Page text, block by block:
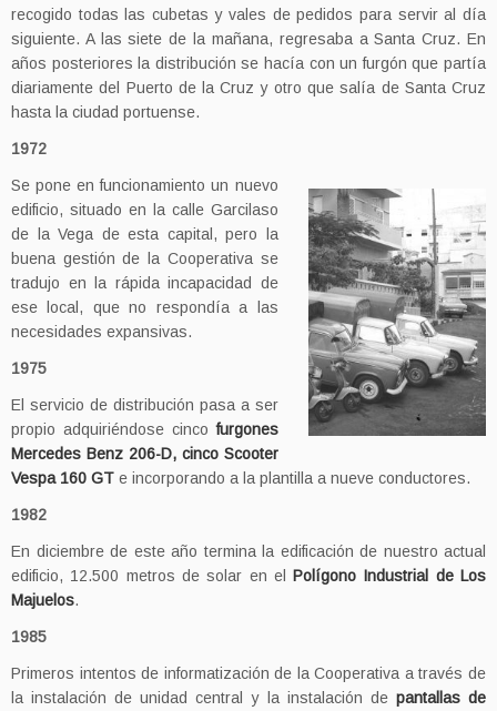
recogido todas las cubetas y vales de pedidos para servir al día
siguiente. A las siete de la mañana, regresaba a Santa Cruz. En
años posteriores la distribución se hacía con un furgón que partía
diariamente del Puerto de la Cruz y otro que salía de Santa Cruz
hasta la ciudad portuense.
1972
Se pone en funcionamiento un nuevo
edificio, situado en la calle Garcilaso
de la Vega de esta capital, pero la
buena gestión de la Cooperativa se
tradujo en la rápida incapacidad de
ese local, que no respondía a las
necesidades expansivas.
1975
El servicio de distribución pasa a ser
propio adquiriéndose cincofurgones
Mercedes Benz 206-D, cinco Scooter
Vespa 160 GT e incorporando a la plantilla a nueve conductores.
1982
En diciembre de este año termina la edificación de nuestro actual
edificio, 12.500 metros de solar en el Polígono Industrial de Los
Majuelos.
1985
Primeros intentos de informatización de la Cooperativa a través de
la instalación de unidad central y la instalación de pantallas de